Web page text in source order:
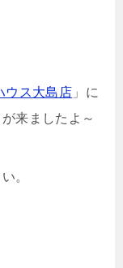
ウス大島店 」に
来ましたよ～
。